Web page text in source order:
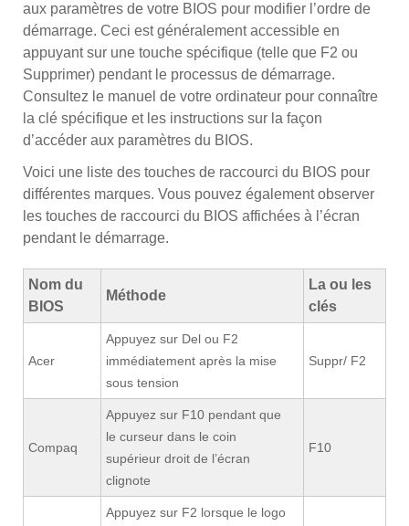
aux paramètres de votre BIOS pour modifier l’ordre de
démarrage. Ceci est généralement accessible en
appuyant sur une touche spécifique (telle que F2 ou
Supprimer) pendant le processus de démarrage.
Consultez le manuel de votre ordinateur pour connaître
la clé spécifique et les instructions sur la façon
d’accéder aux paramètres du BIOS.
Voici une liste des touches de raccourci du BIOS pour
différentes marques. Vous pouvez également observer
les touches de raccourci du BIOS affichées à l’écran
pendant le démarrage.
Nom du
BIOS
Méthode
La ou les
clés
Acer
Appuyez sur Del ou F2
immédiatement après la mise
sous tension
Suppr/ F2
Compaq
Appuyez sur F10 pendant que
le curseur dans le coin
supérieur droit de l’écran
clignote
F10
Appuyez sur F2 lorsque le logo